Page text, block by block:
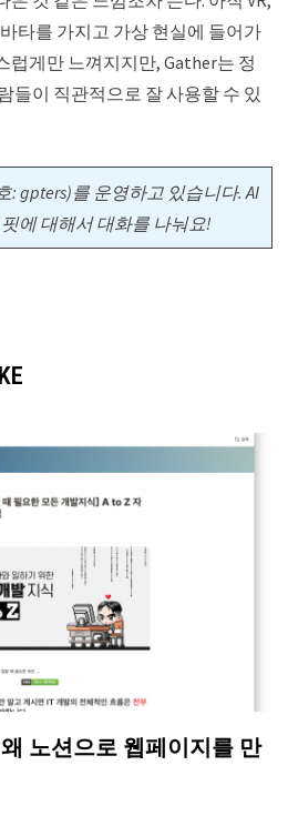
타를 가지고 가상 현실에 들어가
럽게만 느껴지지만, Gather는 정
들이 직관적으로 잘 사용할 수 있
: gpters)를 운영하고 있습니다. AI
에 대해서 대화를 나눠요!
노션으로 웹페이지를 만